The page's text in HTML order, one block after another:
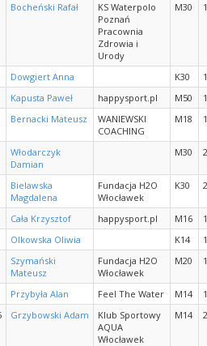
Bocheński Rafał
KS Waterpolo
Poznań
Pracownia
Zdrowia i
Urody
M30 1
Dowgiert Anna K30
1
Kapusta Paweł happysport.pl M50
1
Bernacki Mateusz
WANIEWSKI
COACHING
M18 1
Włodarczyk
Damian
M30 2
Bielawska
Magdalena
Fundacja H2O
Włocławek
K30 2
Cała Krzysztof happysport.pl M16
1
Olkowska Oliwia K14
1
Szymański
Mateusz
Fundacja H2O
Włocławek
M20 1
Przybyła Alan Feel The Water M14
1
Grzybowski Adam
Klub Sportowy
AQUA
Włocławek
M14 2